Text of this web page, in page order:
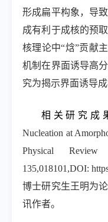
形成扁平构象，导
成有利于成核的预
核理论中“焓”贡献
机制在界面诱导高
究为揭示界面诱导
相关研究成
Nucleation at
Physical
135,018101,DOI:
博士研究生王明为
讯作者。